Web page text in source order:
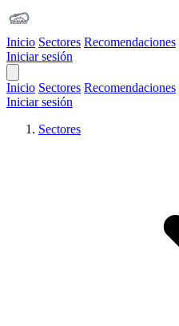
Inicio Sectores Recomendaciones
Iniciar sesión
Inicio Sectores Recomendaciones
Iniciar sesión
Sectores